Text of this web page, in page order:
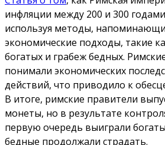
инфляции между 200 и 300
используя методы,
экономические подходы, такие
богатых и грабеж бедных.
понимали экономических
действий, что приводило к
В итоге, римские правители
монеты, но в результате
первую очередь выиграли
бедные продолжали страдать.